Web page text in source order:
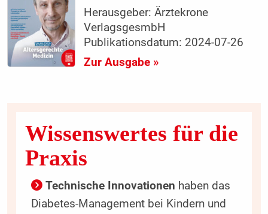
Herausgeber: Ärztekrone
VerlagsgesmbH
Publikationsdatum: 2024-07-26
Zur Ausgabe »
Wissenswertes für die
Praxis
Technische Innovationen haben das
Diabetes-Management bei Kindern und